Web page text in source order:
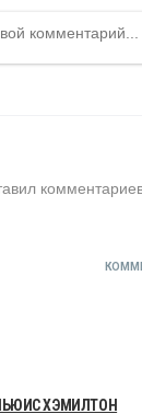
ХЭМИЛТОН